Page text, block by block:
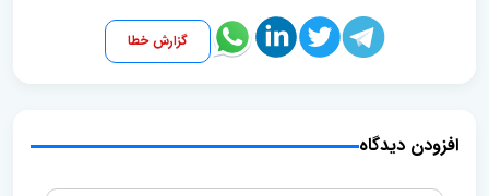
گزارش خطا
افزودن دیدگاه